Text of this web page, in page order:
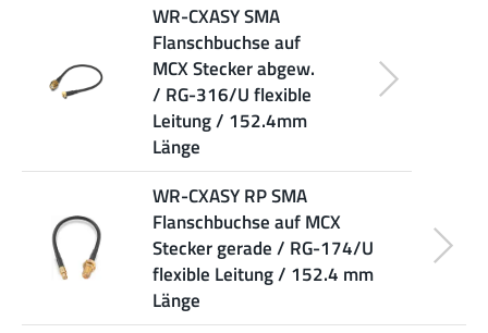
WR-CXASY SMA
Flanschbuchse auf
MCX Stecker abgew.
/ RG-316/U flexible
Leitung / 152.4mm
Länge
WR-CXASY RP SMA
Flanschbuchse auf MCX
Stecker gerade / RG-174/U
flexible Leitung / 152.4 mm
Länge